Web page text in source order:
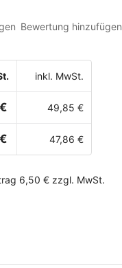
Bewertung hinzufügen
inkl. MwSt.
49,85 €
47,86 €
6,50 € zzgl. MwSt.